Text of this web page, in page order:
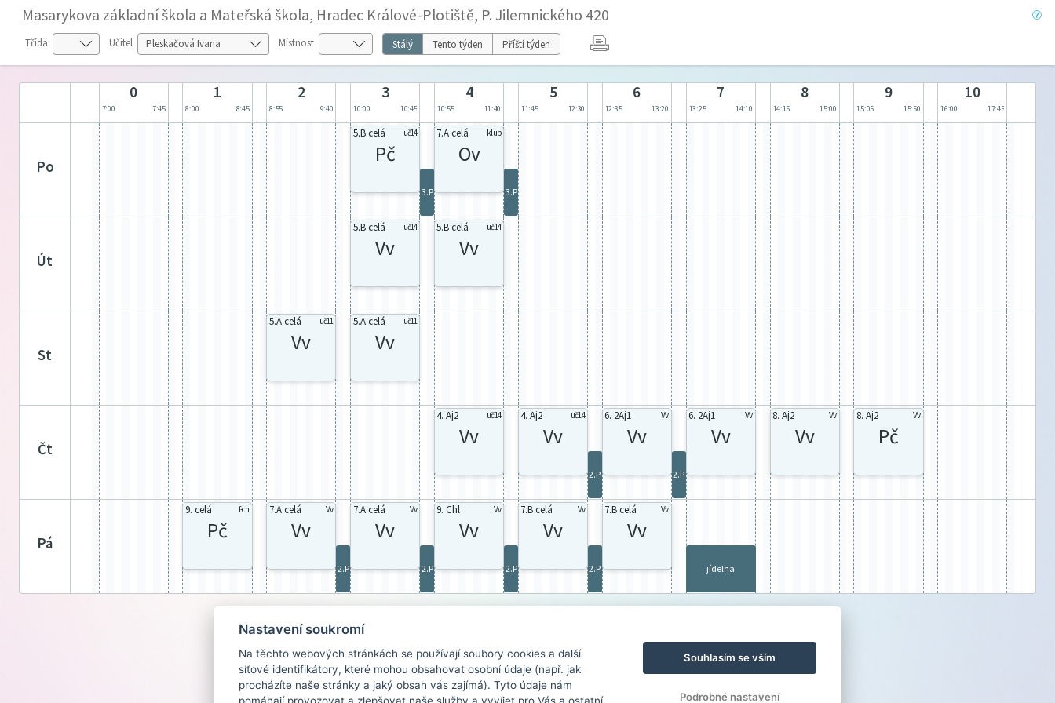
Masarykova základní škola a Mateřská škola, Hradec Králové-Plotiště, P. Jilemnického 420
Třída Učitel Místnost Stálý Tento týden Příští týden
0
7:00 7:45
1
8:00 8:45
2
8:55 9:40
3
10:00 10:45
4
10:55 11:40
5
11:45 12:30
6
12:35 13:20
7
13:25 14:10
8
14:15 15:00
9
15:05 15:50
10
16:00 17:45
po
5.B celá uč14
Pč
7.A celá klub
Ov
3.P 3.P
út
5.B celá uč14
Vv
5.B celá uč14
Vv
st
5.A celá uč11
Vv
5.A celá uč11
Vv
čt
4. Aj2 uč14
Vv
4. Aj2 uč14
Vv
6. 2Aj1 Vv
Vv
6. 2Aj1 Vv
Vv
8. Aj2 Vv
Vv
8. Aj2 Vv
Pč
2.P 2.P
pá
9. celá f-ch
Pč
7.A celá Vv
Vv
7.A celá Vv
Vv
9. Chl Vv
Vv
7.B celá Vv
Vv
7.B celá Vv
Vv
2.P 2.P 2.P 2.P jídelna
Nastavení soukromí
Na těchto webových stránkách se používají soubory cookies a další
síťové identifikátory, které mohou obsahovat osobní údaje (např. jak
procházíte naše stránky a jaký obsah vás zajímá). Tyto údaje nám
Souhlasím se vším
Podrobné nastavení